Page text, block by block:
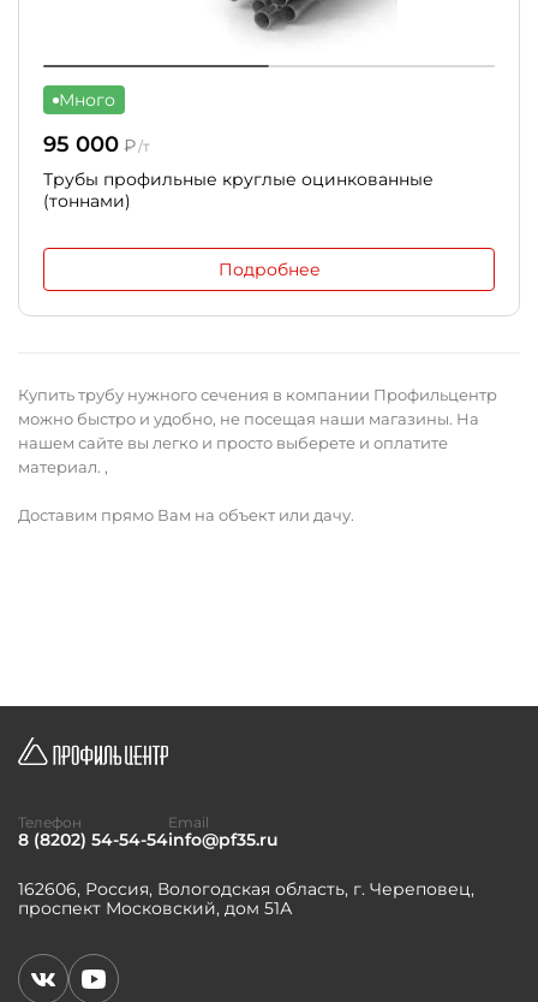
Много
95 000 ₽/т
Трубы профильные круглые оцинкованные
(тоннами)
Подробнее
Купить трубу нужного сечения в компании Профильцентр
можно быстро и удобно, не посещая наши магазины. На
нашем сайте вы легко и просто выберете и оплатите
материал. ,
Доставим прямо Вам на объект или дачу.
162606, Россия, Вологодская область, г. Череповец,
проспект Московский, дом 51А
Телефон
8 (8202) 54-54-54
Email
info@pf35.ru